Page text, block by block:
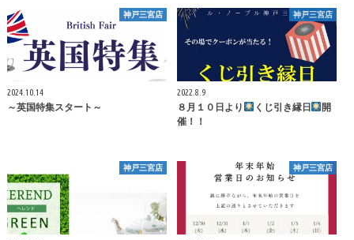
神戸三宮店
2024.10.14
～英国特集スタート～
神戸三宮店
2022.8.9
８月１０日より くじ引き縁日
開
催！！
神戸三宮店 神戸三宮店